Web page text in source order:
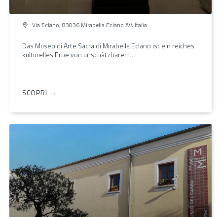
Via Eclano, 83036 Mirabella Eclano AV, Italia
Das Museo di Arte Sacra di Mirabella Eclano ist ein reiches
kulturelles Erbe von unschätzbarem…
SCOPRI →